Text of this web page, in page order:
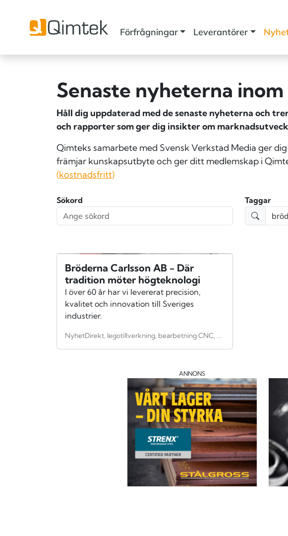
Förfrågningar Leverantörer
Senaste nyheterna
Håll dig uppdaterad med de senaste nyheterna och
och rapporter som ger dig insikter om
Qimteks samarbete med Svensk Verkstad Media ger
främjar kunskapsutbyte och ger ditt medlemskap i
(kostnadsfritt)
Sökord
Taggar
Bröderna Carlsson AB - Där
tradition möter högteknologi
I över 60 år har vi levererat precision,
kvalitet och innovation till Sveriges
industrier.
NyhetDirekt, legotillverkning, bearbetning CNC, cnc svarvning, cnc fräsning, Högteknologi, Innovation, bröderna carlsson ab, Motala, 5 axligt, Karusellsvarvning, Prototyptillverkning
ANNONS